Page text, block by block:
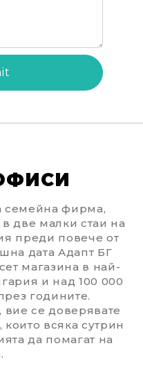
семейна фирма,
две малки стаи на
преди повече от
дата Адапт БГ
магазина в най-
и над 100 000
годините.
се доверявате
всяка сутрин
да помагат на